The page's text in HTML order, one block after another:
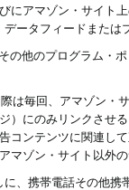
にアマゾン・サイト
データフィードまた
の他のプログラム・
は毎回、アマゾン
）にのみリンクさせ
コンテンツに関連し
マゾン・サイト以外
、携帯電話その他